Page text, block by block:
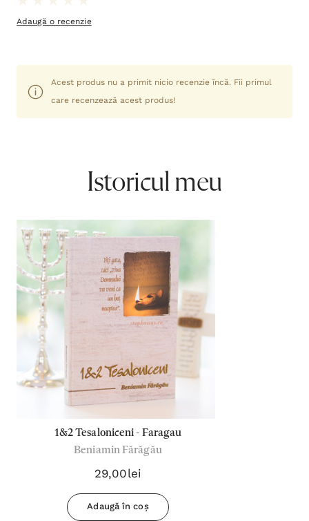
Adaugă o recenzie
Acest produs nu a primit nicio recenzie încă. Fii primul
care recenzează acest produs!
Istoricul meu
1&2 Tesaloniceni - Faragau
Beniamin Fărăgău
29,00lei
Adaugă în coș